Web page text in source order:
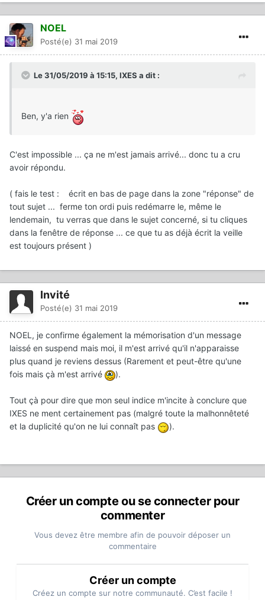
et va en bas de page et clique sur répondre -->tout ce
devrais trouver ton texte intégral... et là clique sur
NOEL
Posté(e) 31 mai 2019
Le 31/05/2019 à 15:15, IXES a dit :
Ben, y'a rien
C'est impossible ... ça ne m'est jamais arrivé... donc tu a cru
avoir répondu.
( fais le test :
écrit en bas de page dans la zone "réponse" de
tout sujet ... ferme ton ordi puis redémarre le, même le
lendemain, tu verras que dans le sujet concerné, si tu cliques
dans la fenêtre de réponse ... ce que tu as déjà écrit la veille
est toujours présent )
Invité
Posté(e) 31 mai 2019
NOEL, je confirme également la mémorisation d'un message
laissé en suspend mais moi, il m'est arrivé qu'il n'apparaisse
plus quand je reviens dessus (Rarement et peut-être qu'une
fois mais çà m'est arrivé
).
Tout çà pour dire que mon seul indice m'incite à conclure que
IXES ne ment certainement pas (malgré toute la malhonnêteté
et la duplicité qu'on ne lui connaît pas
).
Créer un compte ou se connecter pour
commenter
Vous devez être membre afin de pouvoir déposer un
commentaire
Créer un compte
Créez un compte sur notre communauté. C’est facile !